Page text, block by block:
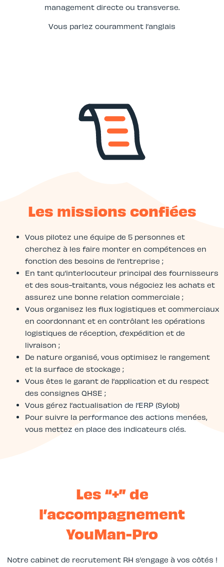
management directe ou transverse.
Vous parlez couramment l’anglais
Les missions confiées
Vous pilotez une équipe de 5 personnes et
cherchez à les faire monter en compétences en
fonction des besoins de l’entreprise ;
En tant qu’interlocuteur principal des fournisseurs
et des sous-traitants, vous négociez les achats et
assurez une bonne relation commerciale ;
Vous organisez les flux logistiques et commerciaux
en coordonnant et en contrôlant les opérations
logistiques de réception, d’expédition et de
livraison ;
De nature organisé, vous optimisez le rangement
et la surface de stockage ;
Vous êtes le garant de l’application et du respect
des consignes QHSE ;
Vous gérez l’actualisation de l’ERP (Sylob)
Pour suivre la performance des actions menées,
vous mettez en place des indicateurs clés.
Les “+” de
l’accompagnement
YouMan-Pro
Notre cabinet de recrutement RH s’engage à vos côtés !